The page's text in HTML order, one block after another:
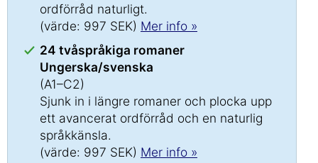
ordförråd naturligt.
(värde: 997 SEK) Mer info »
24 tvåspråkiga romaner
Ungerska/svenska
(A1–C2)
Sjunk in i längre romaner och plocka upp
ett avancerat ordförråd och en naturlig
språkkänsla.
(värde: 997 SEK) Mer info »